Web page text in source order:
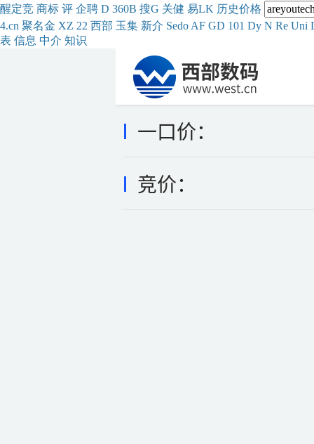
醒定竞 商标 评 企聘 D 360B 搜G 关健 易LK 历史价格
4.cn 聚名金 XZ 22 西部 玉集 新介 Sedo AF GD 101 Dy N Re Uni
表 信息 中介 知识